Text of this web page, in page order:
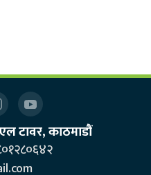
टावर, काठमाडौं